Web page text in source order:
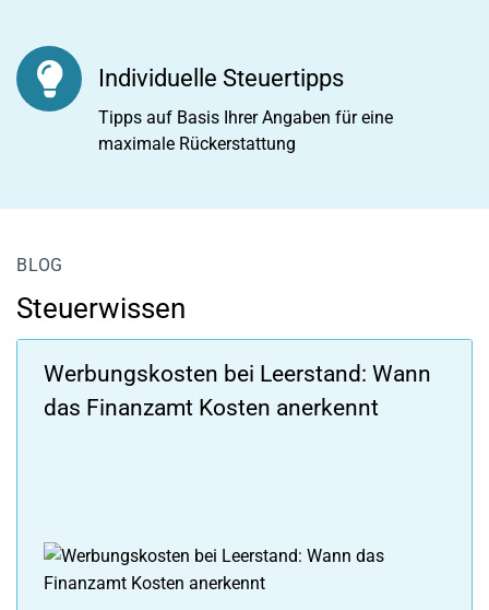
Individuelle Steuertipps
Tipps auf Basis Ihrer Angaben für eine
maximale Rückerstattung
BLOG
Steuerwissen
Werbungskosten bei Leerstand: Wann
das Finanzamt Kosten anerkennt